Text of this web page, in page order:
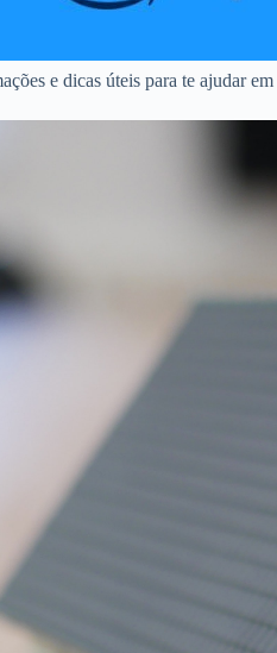
e dicas úteis para te ajudar em